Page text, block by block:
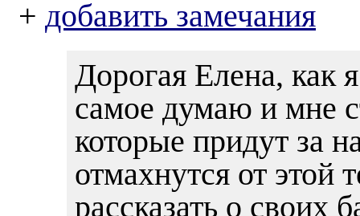
+ добавить замечания
Дорогая Елена, как
самое думаю и мне
которые придут за
отмахнутся от
рассказать о своих